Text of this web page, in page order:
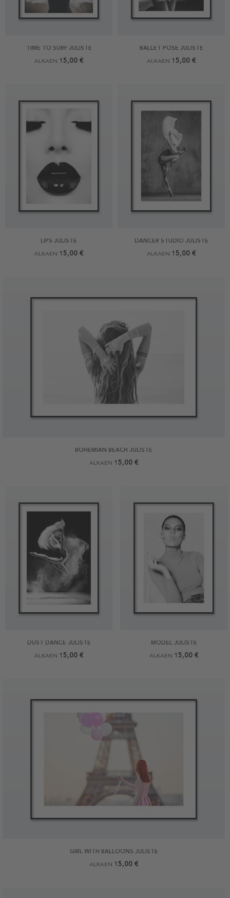
TIME TO SURF JULISTE
ALKAEN 15,00 €
BALLET POSE JULISTE
ALKAEN 15,00 €
LIPS JULISTE
ALKAEN 15,00 €
BOHEMIAN BEACH JULISTE
ALKAEN 15,00 €
DANCER STUDIO JULISTE
ALKAEN 15,00 €
DUST DANCE JULISTE
ALKAEN 15,00 €
GIRL WITH BALLOONS JULISTE
ALKAEN 15,00 €
MODEL JULISTE
ALKAEN 15,00 €